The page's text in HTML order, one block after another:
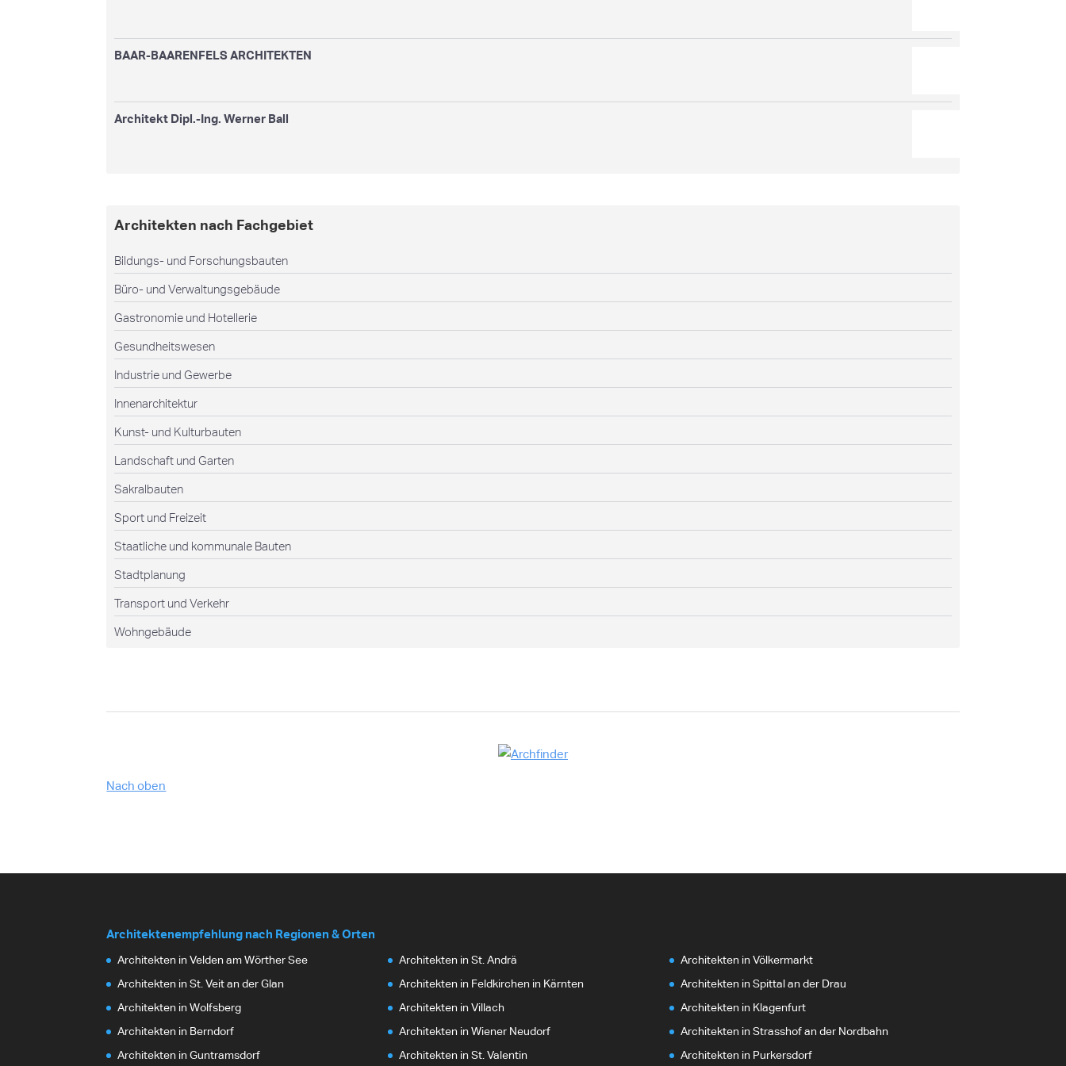
BAAR-BAARENFELS ARCHITEKTEN
Architekt Dipl.-Ing. Werner Ball
Architekten nach Fachgebiet
Bildungs- und Forschungsbauten
Büro- und Verwaltungsgebäude
Gastronomie und Hotellerie
Gesundheitswesen
Industrie und Gewerbe
Innenarchitektur
Kunst- und Kulturbauten
Landschaft und Garten
Sakralbauten
Sport und Freizeit
Staatliche und kommunale Bauten
Stadtplanung
Transport und Verkehr
Wohngebäude
Nach oben
Architektenempfehlung nach Regionen & Orten
Architekten in Velden am Wörther See Architekten in St. Andrä
Architekten in Völkermarkt
Architekten in St. Veit an der Glan
Architekten in Feldkirchen in Kärnten
Architekten in Spittal an der Drau
Architekten in Wolfsberg
Architekten in Villach
Architekten in Klagenfurt
Architekten in Berndorf
Architekten in Wiener Neudorf
Architekten in Strasshof an der Nordbahn
Architekten in Guntramsdorf
Architekten in St. Valentin Architekten in Purkersdorf